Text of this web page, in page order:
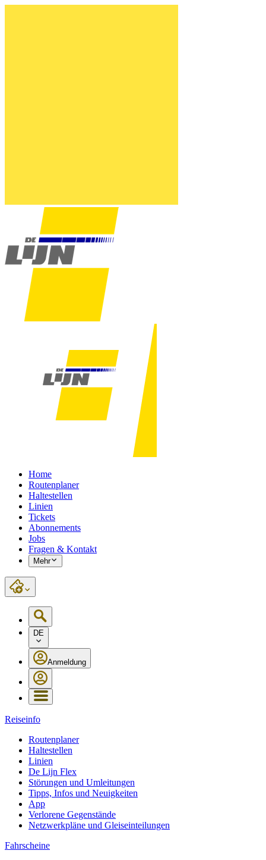
Home
Routenplaner
Haltestellen
Linien
Tickets
Abonnements
Jobs
Fragen & Kontakt
Mehr
DE
Anmeldung
Reiseinfo
Routenplaner
Haltestellen
Linien
De Lijn Flex
Störungen und Umleitungen
Tipps, Infos und Neuigkeiten
App
Verlorene Gegenstände
Netzwerkpläne und Gleiseinteilungen
Fahrscheine